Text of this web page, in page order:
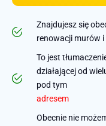
Znajdujesz się
renowacji murów
To jest
działającej od
pod tym
adresem
Obecnie nie